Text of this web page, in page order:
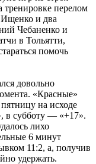
перелом
Ищенко и два
Чебаненко и
в Тольятти,
помочь
довольно
«Красные»
на исходе
в субботу — «+17».
лихо
6 минут
11:2, а, получив
удержать.